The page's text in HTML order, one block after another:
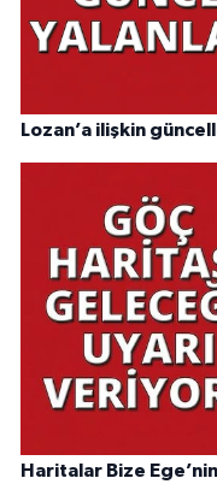
Lozan’a ilişkin
Haritalar Bize